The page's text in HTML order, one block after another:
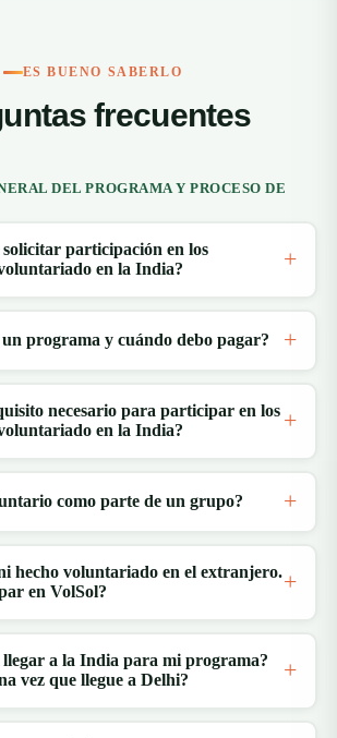
ES BUENO SABERLO
frecuentes
DEL PROGRAMA Y PROCESO DE
participación en los
en la India?
programa y cuándo debo pagar?
necesario para participar en los
en la India?
como parte de un grupo?
hecho voluntariado en el extranjero.
en VolSol?
llegar a la India para mi programa?
vez que llegue a Delhi?